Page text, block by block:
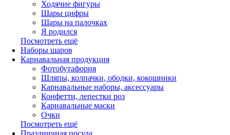
Ходячие фигуры
Шары цифры
Шары на палочках
Я родился
Посмотреть ещё
Наборы шаров
Карнавальная продукция
Фотобутафория
Шляпы, колпачки, ободки, кокошники
Карнавальные наборы, аксессуары
Конфетти, лепестки роз
Карнавальные маски
Очки
Посмотреть ещё
Праздничная посуда